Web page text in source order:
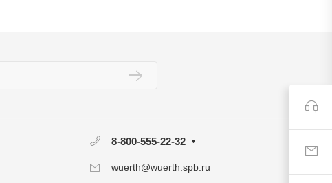
8-800-555-22-32
wuerth@wuerth.spb.ru